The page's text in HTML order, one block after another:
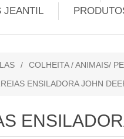
JEANTIL
/ COLHEITA / ANIMAIS/
ENSILADORA JOHN